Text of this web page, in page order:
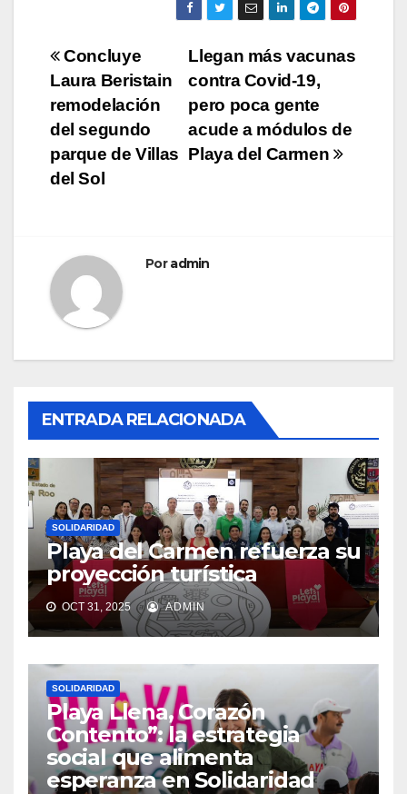
Navegación
de
entradas
Llegan más vacunas
contra Covid-19,
pero poca gente
acude a módulos de
Playa del Carmen
Concluye
Laura Beristain
remodelación
del segundo
parque de Villas
del Sol
Poradmin
ENTRADA RELACIONADA
SOLIDARIDAD
Playa del Carmen refuerza su
proyección turística
OCT 31, 2025 ADMIN
SOLIDARIDAD
Playa Llena, Corazón
Contento”: la estrategia
social que alimenta
esperanza en Solidaridad